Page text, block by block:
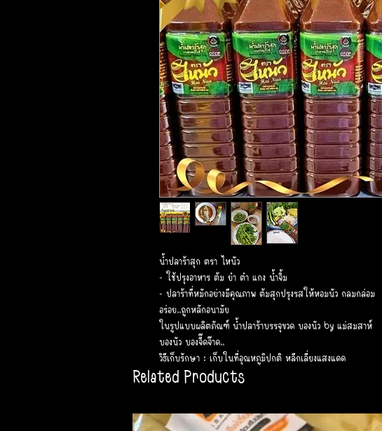
น้ำปลาร้าสุก ตรา ไหนัว
- ใช้ปรุงอาหาร ต้ม ยำ ตำ แกง น้ำจิ้ม
- ปลาร้าที่หมักอย่างมีคุณภาพ ต้มสุกปรุงรสให้หอมนัว กลมกล่อม
อร่อย..ถูกหลักอนามัย
ในรูปแบบผลิตภัณฑ์ น้ำปลาร้าบรรจุขวด บองนัว by แม่สมสาห์
บองนัว บองจี๊ดจ๊าด..
วิธีเก็บรักษา : เก็บในที่อุณหภูมิปกติ หลีกเลี่ยงแสงแดด
Related Products